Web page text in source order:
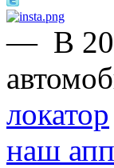
— В
локатор
наш апп